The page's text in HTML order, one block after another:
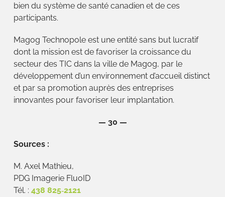
bien du système de santé canadien et de ces
participants.
Magog Technopole est une entité sans but lucratif
dont la mission est de favoriser la croissance du
secteur des TIC dans la ville de Magog, par le
développement d’un environnement d’accueil distinct
et par sa promotion auprès des entreprises
innovantes pour favoriser leur implantation.
— 30 —
Sources :
M. Axel Mathieu,
PDG Imagerie FluoID
Tél. : 438 825‐2121